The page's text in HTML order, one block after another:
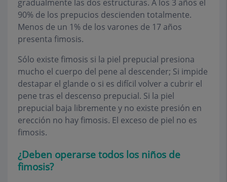
gradualmente las dos estructuras. A los 3 años el
90% de los prepucios descienden totalmente.
Menos de un 1% de los varones de 17 años
presenta fimosis.
Sólo existe fimosis si la piel prepucial presiona
mucho el cuerpo del pene al descender; Si impide
destapar el glande o si es difícil volver a cubrir el
pene tras el descenso prepucial. Si la piel
prepucial baja libremente y no existe presión en
erección no hay fimosis. El exceso de piel no es
fimosis.
¿Deben operarse todos los niños de
fimosis?